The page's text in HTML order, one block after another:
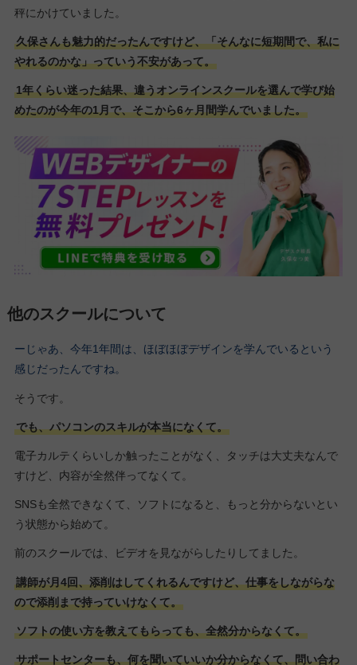
秤にかけていました。
久保さんも魅力的だったんですけど、「そんなに短期間で、私に
やれるのかな」っていう不安があって。
1年くらい迷った結果、違うオンラインスクールを選んで学び始
めたのが今年の1月で、そこから6ヶ月間学んでいました。
他のスクールについて
ーじゃあ、今年1年間は、ほぼほぼデザインを学んでいるという
感じだったんですね。
そうです。
でも、パソコンのスキルが本当になくて。
電子カルテくらいしか触ったことがなく、タッチは大丈夫なんで
すけど、内容が全然伴ってなくて。
SNSも全然できなくて、ソフトになると、もっと分からないとい
う状態から始めて。
前のスクールでは、ビデオを見ながらしたりしてました。
講師が月4回、添削はしてくれるんですけど、仕事をしながらな
ので添削まで持っていけなくて。
ソフトの使い方を教えてもらっても、全然分からなくて。
サポートセンターも、何を聞いていいか分からなくて、問い合わ